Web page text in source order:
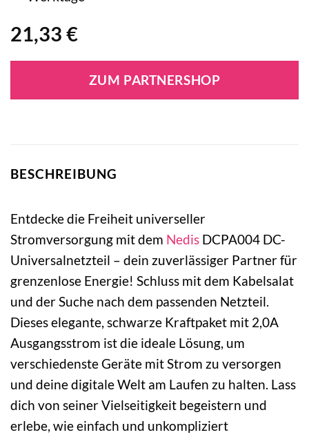
21,33 €
ZUM PARTNERSHOP
BESCHREIBUNG
Entdecke die Freiheit universeller
Stromversorgung mit dem Nedis DCPA004 DC-
Universalnetzteil – dein zuverlässiger Partner für
grenzenlose Energie! Schluss mit dem Kabelsalat
und der Suche nach dem passenden Netzteil.
Dieses elegante, schwarze Kraftpaket mit 2,0A
Ausgangsstrom ist die ideale Lösung, um
verschiedenste Geräte mit Strom zu versorgen
und deine digitale Welt am Laufen zu halten. Lass
dich von seiner Vielseitigkeit begeistern und
erlebe, wie einfach und unkompliziert